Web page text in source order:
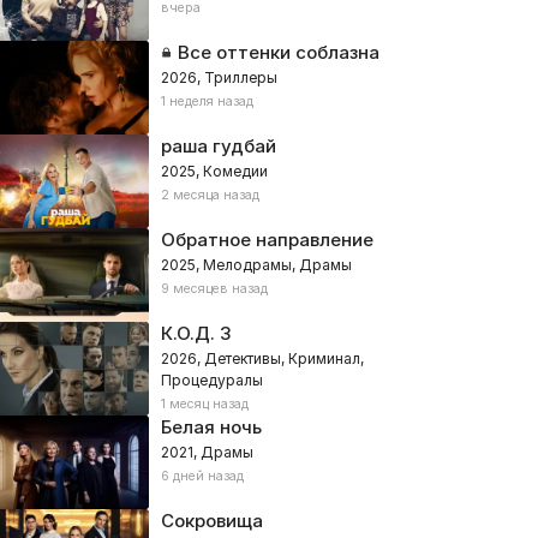
вчера
Все оттенки соблазна
2026, Триллеры
1 неделя назад
раша гудбай
2025, Комедии
2 месяца назад
Обратное направление
2025, Мелодрамы, Драмы
9 месяцев назад
К.О.Д. 3
2026, Детективы, Криминал,
Процедуралы
1 месяц назад
Белая ночь
2021, Драмы
6 дней назад
Сокровища